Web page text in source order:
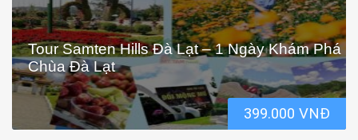
Tour Samten Hills Đà Lạt – 1 Ngày Khám Phá
Chùa Đà Lạt
399.000 VNĐ